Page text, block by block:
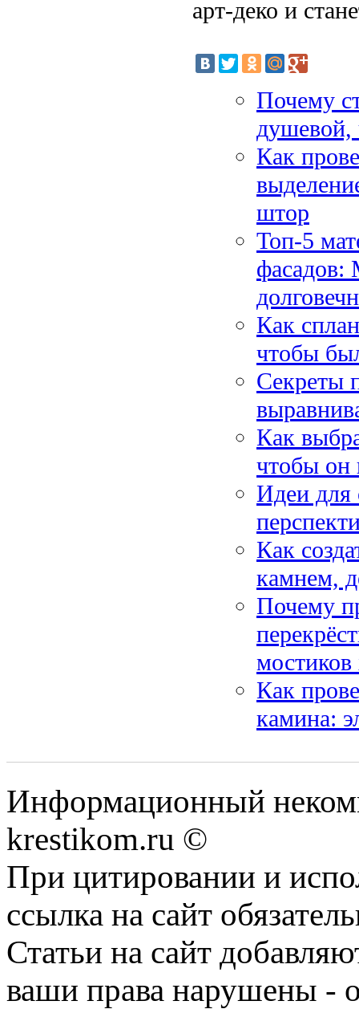
арт-деко и
Почему
душевой,
Как
штор
Топ-5
фасадов:
Как
чтобы
Секреты
Как
чтобы он
Идеи для
Как
камнем,
Почему
мостиков
Как
камина:
Информационный
krestikom.ru ©
При цитировании и
ссылка на сайт
Статьи на сайт
ваши права нарушены -